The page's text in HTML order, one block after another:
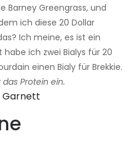
Barney Greengrass, und
ich diese 20 Dollar
Ich meine, es ist ein
ich zwei Bialys für 20
einen Bialy für Brekkie.
Protein ein.
Garnett